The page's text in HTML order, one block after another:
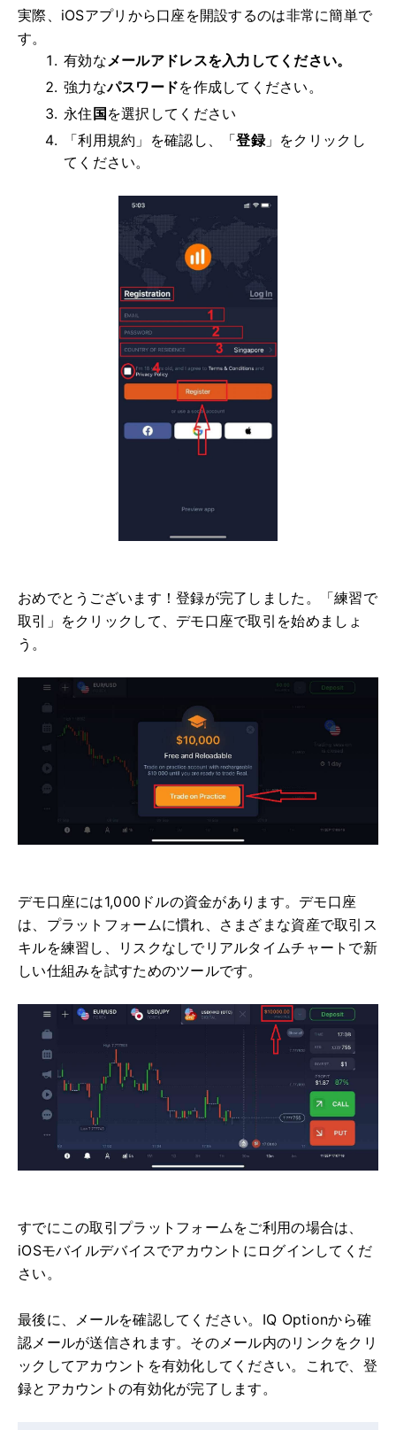
実際、iOSアプリから口座を開設するのは非常に簡単で
す。
有効なメールアドレスを入力してください。
強力なパスワードを作成してください。
永住 国 を選択してください
「利用規約」を確認し、「登録」をクリックし
てください。
おめでとうございます！登録が完了しました。「練習で
取引」をクリックして、デモ口座で取引を始めましょ
う。
デモ口座には1,000ドルの資金があります。デモ口座
は、プラットフォームに慣れ、さまざまな資産で取引ス
キルを練習し、リスクなしでリアルタイムチャートで新
しい仕組みを試すためのツールです。
すでにこの取引プラットフォームをご利用の場合は、
iOSモバイルデバイスでアカウントにログインしてくだ
さい。
最後に、メールを確認してください。IQ Optionから確
認メールが送信されます。そのメール内のリンクをクリ
ックしてアカウントを有効化してください。これで、登
録とアカウントの有効化が完了します。